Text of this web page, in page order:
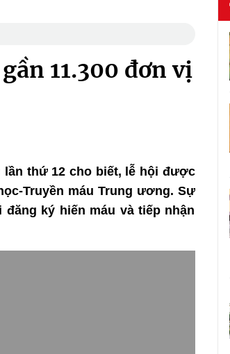
11.300 đơn vị
lần thứ 12 cho biết, lễ hội được
Truyền máu Trung ương. Sự
ký hiến máu và tiếp nhận